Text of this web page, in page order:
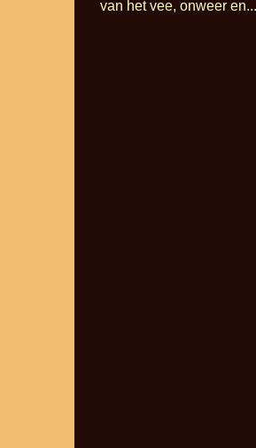
van het vee, onweer